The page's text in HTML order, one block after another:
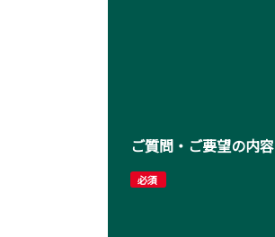
ご質問・ご要望の内容
必須